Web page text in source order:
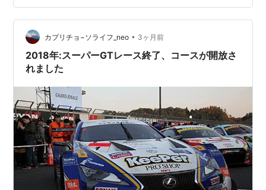
2月25日
東京マラソンで設楽悠太選手が16年ぶりに日本記録
を更新（2時間6分11秒）
平昌オリンピック閉幕。日本は13個のメダル（うち
して史上最多
2月27日
江崎鉄磨沖縄・北方担当大臣が健康問題で辞任、後
任は福井照氏
H-IIAロケット38号機、情報収集衛星光学6号機を打
まで想像がつくような作品 と思いつつも何故か観たけれ
ど、思いの外良かった 一番の理由は、夫婦間のストレス
が実に現実的に描かれていたこと 特に妻役の黒木瞳によ
る、夫のことを生理的に受け付…
カプリチョ−ソライフ_neo • 3ヶ月前
2018年:スーパーGTレース終了、コースが開放さ
れました